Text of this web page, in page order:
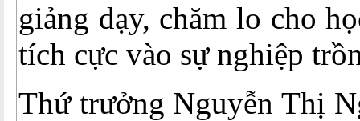
giảng dạy, chăm lo cho
tích cực vào sự nghiệp
Thứ trưởng Nguyễn Thị